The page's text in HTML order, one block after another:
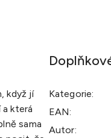
když jí
která
sama
Kategorie:
EAN:
Autor: